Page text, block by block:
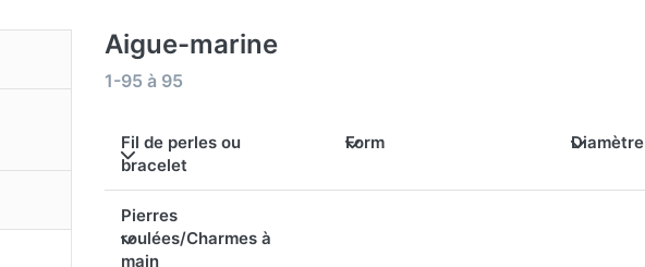
Aigue-marine
Search results:
1-95 à 95
Fil de perles ou
bracelet
Form Diamètre
Pierres
roulées/Charmes à
main